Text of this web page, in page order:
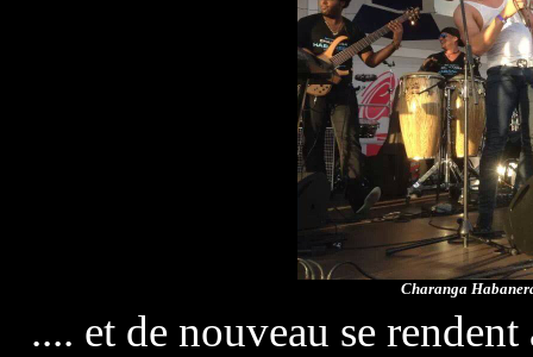
Charanga
.... et de nouveau se